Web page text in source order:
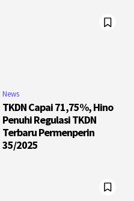
News
TKDN Capai 71,75%, Hino
Penuhi Regulasi TKDN
Terbaru Permenperin
35/2025